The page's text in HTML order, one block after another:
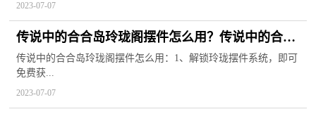
2023-07-07
传说中的合合岛玲珑阁摆件怎么用？传说中的合合
岛活动顺序
传说中的合合岛玲珑阁摆件怎么用：1、解锁玲珑摆件系统，即可
免费获...
2023-07-07